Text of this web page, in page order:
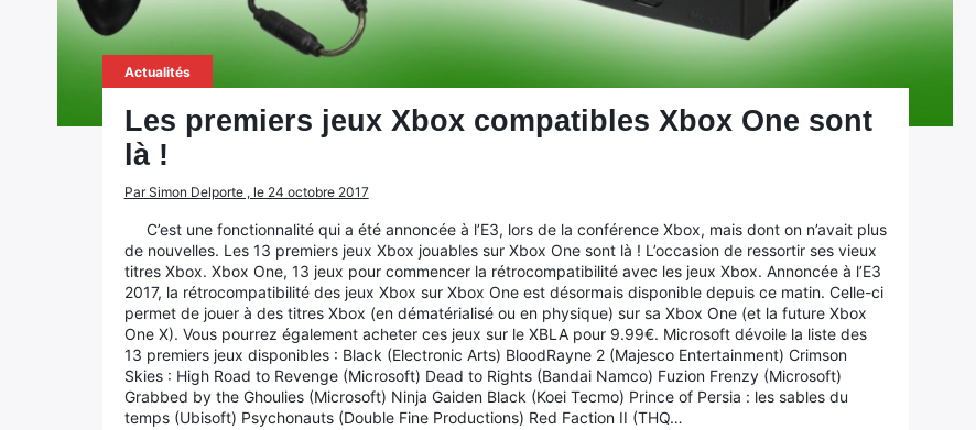
Actualités
Les premiers jeux Xbox compatibles Xbox One sont
là !
Par Simon Delporte , le 24 octobre 2017
C’est une fonctionnalité qui a été annoncée à l’E3, lors de la conférence Xbox, mais dont on n’avait plus
de nouvelles. Les 13 premiers jeux Xbox jouables sur Xbox One sont là ! L’occasion de ressortir ses vieux
titres Xbox. Xbox One, 13 jeux pour commencer la rétrocompatibilité avec les jeux Xbox. Annoncée à l’E3
2017, la rétrocompatibilité des jeux Xbox sur Xbox One est désormais disponible depuis ce matin. Celle-ci
permet de jouer à des titres Xbox (en dématérialisé ou en physique) sur sa Xbox One (et la future Xbox
One X). Vous pourrez également acheter ces jeux sur le XBLA pour 9.99€. Microsoft dévoile la liste des
13 premiers jeux disponibles : Black (Electronic Arts) BloodRayne 2 (Majesco Entertainment) Crimson
Skies : High Road to Revenge (Microsoft) Dead to Rights (Bandai Namco) Fuzion Frenzy (Microsoft)
Grabbed by the Ghoulies (Microsoft) Ninja Gaiden Black (Koei Tecmo) Prince of Persia : les sables du
temps (Ubisoft) Psychonauts (Double Fine Productions) Red Faction II (THQ…